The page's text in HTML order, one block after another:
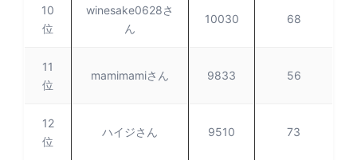
10
位
winesake0628さ
ん
10030 68
11
位
mamimamiさん 9833 56
12
位
ハイジさん 9510 73